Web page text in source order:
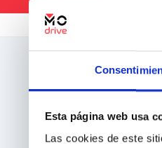
Esta página web usa
Las cookies de este